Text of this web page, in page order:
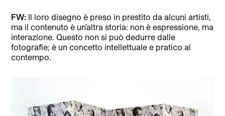
FW: Il loro disegno è preso in prestito da alcuni artisti,
ma il contenuto è un’altra storia: non è espressione, ma
interazione. Questo non si può dedurre dalle
fotografie; è un concetto intellettuale e pratico al
contempo.